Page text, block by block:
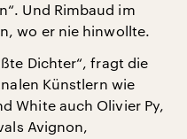
Und Rimbaud im
wo er nie hinwollte.
Dichter“, fragt die
Künstlern wie
White auch Olivier Py,
Avignon,